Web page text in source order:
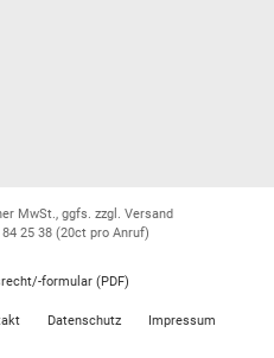
MwSt., ggfs. zzgl. Versand
25 38 (20ct pro Anruf)
formular (PDF)
Datenschutz Impressum